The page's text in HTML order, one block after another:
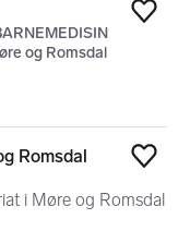
og Romsdal
Romsdal
i Møre og Romsdal